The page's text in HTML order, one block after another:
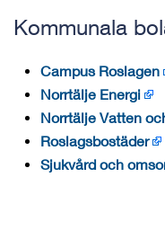
Kommunala
Campus Roslagen
Norrtälje Energi
Norrtälje Vatten
Roslagsbostäder
Sjukvård och